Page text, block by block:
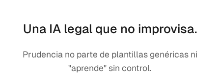
Una IA legal que no improvisa.
Prudencia no parte de plantillas genéricas ni
"aprende" sin control.